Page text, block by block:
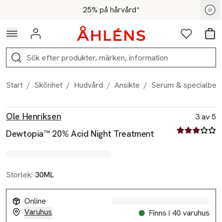
Hoppa till navigationsmenyn25% på hårvård*
För medlemmar - Shoppa nu
Logga in Favoriter
Sök
Start / Skönhet / Hudvård / Ansikte / Serum &
Ole Henriksen
Dewtopia™ 20% Acid Night Treatment
3 av 5
3 av fem
Storlek: 30ML
Online
Varuhus
Finns i 40 varuhus